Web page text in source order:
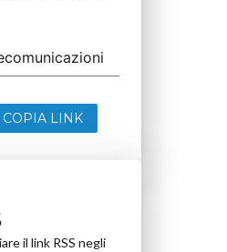
COPIA LINK
il link RSS negli